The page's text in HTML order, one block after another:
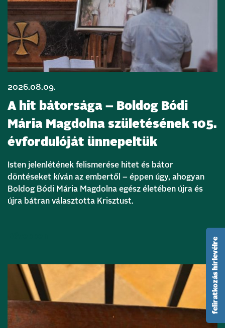
2026.08.09.
A hit bátorsága – Boldog Bódi
Mária Magdolna születésének 105.
évfordulóját ünnepeltük
Isten jelenlétének felismerése hitet és bátor
döntéseket kíván az embertől – éppen úgy, ahogyan
Boldog Bódi Mária Magdolna egész életében újra és
újra bátran választotta Krisztust.
feliratkozás hírlevélre